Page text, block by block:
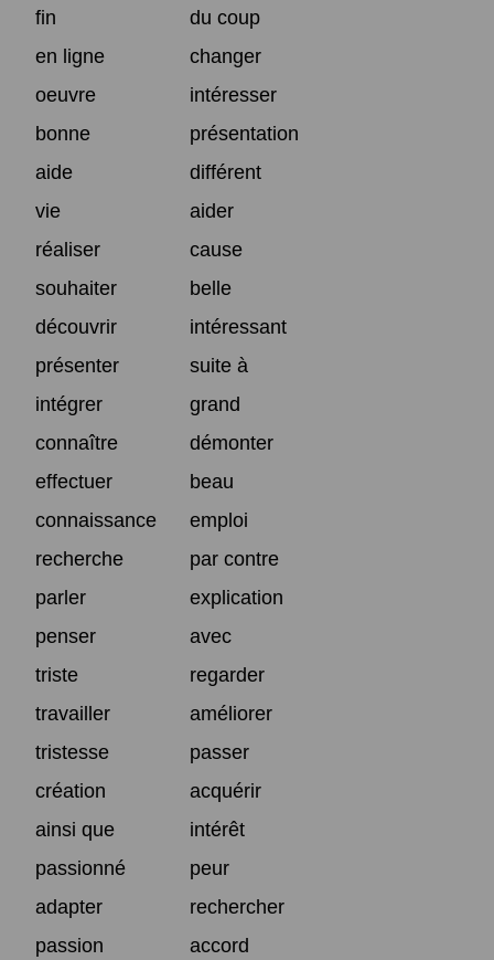
fin
du coup
en ligne
changer
oeuvre
intéresser
bonne
présentation
aide
différent
vie
aider
réaliser
cause
souhaiter
belle
découvrir
intéressant
présenter
suite à
intégrer
grand
connaître
démonter
effectuer
beau
connaissance
emploi
recherche
par contre
parler
explication
penser
avec
triste
regarder
travailler
améliorer
tristesse
passer
création
acquérir
ainsi que
intérêt
passionné
peur
adapter
rechercher
passion
accord